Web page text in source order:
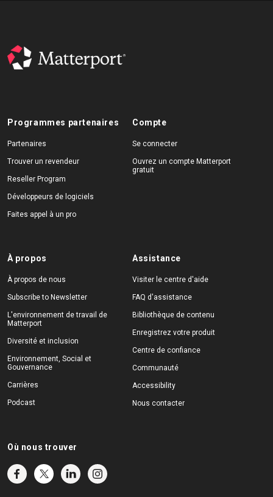
Programmes partenaires
Partenaires
Trouver un revendeur
Reseller Program
Développeurs de logiciels
Faites appel à un pro
Compte
Se connecter
Ouvrez un compte Matterport
gratuit
À propos
À propos de nous
Subscribe to Newsletter
L'environnement de travail de
Matterport
Diversité et inclusion
Environnement, Social et
Gouvernance
Carrières
Podcast
Assistance
Visiter le centre d'aide
FAQ d'assistance
Bibliothèque de contenu
Enregistrez votre produit
Centre de confiance
Communauté
Accessibility
Nous contacter
Où nous trouver